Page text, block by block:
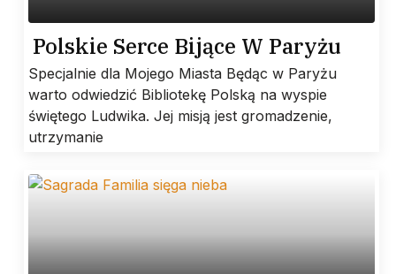
Polskie Serce Bijące W Paryżu
Specjalnie dla Mojego Miasta Będąc w Paryżu
warto odwiedzić Bibliotekę Polską na wyspie
świętego Ludwika. Jej misją jest gromadzenie,
utrzymanie